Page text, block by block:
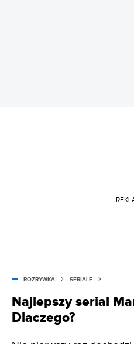
ROZRYWKA SERIALE
Najlepszy serial
Dlaczego?